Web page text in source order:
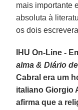
mais importante
absoluta à
os dois
IHU On-Line -
alma & Diário
Cabral era um
italiano Giorgio
afirma que a